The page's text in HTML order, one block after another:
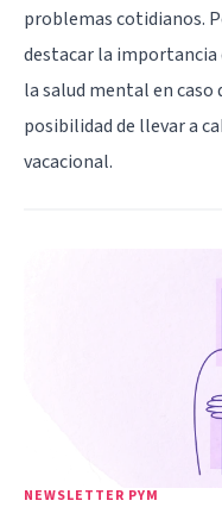
problemas cotidianos.
destacar la importancia
la salud mental en
posibilidad de llevar a
vacacional.
NEWSLETTER PYM